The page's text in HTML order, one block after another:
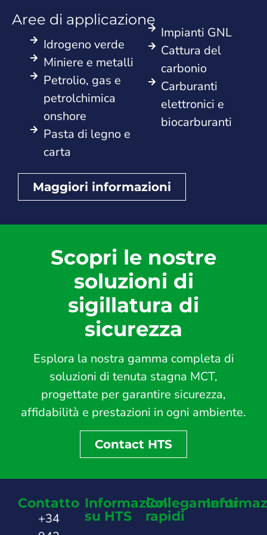
Aree di applicazione
Idrogeno verde
Miniere e metalli
Petrolio, gas e
petrolchimica
onshore
Pasta di legno e
carta
Impianti GNL
Cattura del
carbonio
Carburanti
elettronici e
biocarburanti
Maggiori informazioni
Scopri le nostre
soluzioni di
sigillatura di
sicurezza
Esplora la nostra gamma completa di
soluzioni di tenuta stagna MCT,
progettate per garantire sicurezza,
affidabilità e prestazioni in ogni ambiente.
Contact HTS
Contatto
+34
Informazioni
su HTS
Collegamenti
rapidi